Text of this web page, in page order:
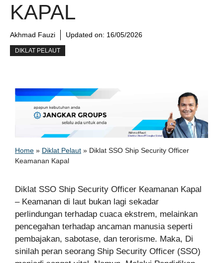
KAPAL
Akhmad Fauzi Updated on: 16/05/2026
DIKLAT PELAUT
Home » Diklat Pelaut » Diklat SSO Ship Security Officer
Keamanan Kapal
Diklat SSO Ship Security Officer Keamanan Kapal
– Keamanan di laut bukan lagi sekadar
perlindungan terhadap cuaca ekstrem, melainkan
pencegahan terhadap ancaman manusia seperti
pembajakan, sabotase, dan terorisme. Maka, Di
sinilah peran seorang Ship Security Officer (SSO)